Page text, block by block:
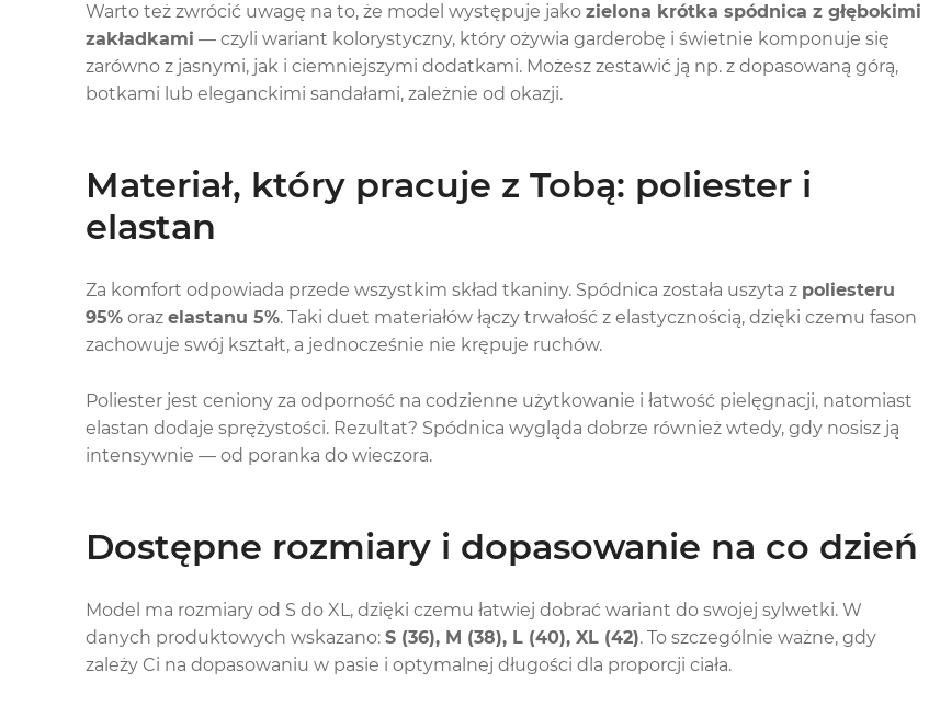
Warto też zwrócić uwagę na to, że model występuje jako zielona krótka spódnica z głębokimi
zakładkami — czyli wariant kolorystyczny, który ożywia garderobę i świetnie komponuje się
zarówno z jasnymi, jak i ciemniejszymi dodatkami. Możesz zestawić ją np. z dopasowaną górą,
botkami lub eleganckimi sandałami, zależnie od okazji.
Materiał, który pracuje z Tobą: poliester i
elastan
Za komfort odpowiada przede wszystkim skład tkaniny. Spódnica została uszyta z poliesteru
95% oraz elastanu 5%. Taki duet materiałów łączy trwałość z elastycznością, dzięki czemu fason
zachowuje swój kształt, a jednocześnie nie krępuje ruchów.
Poliester jest ceniony za odporność na codzienne użytkowanie i łatwość pielęgnacji, natomiast
elastan dodaje sprężystości. Rezultat? Spódnica wygląda dobrze również wtedy, gdy nosisz ją
intensywnie — od poranka do wieczora.
Dostępne rozmiary i dopasowanie na co dzień
Model ma rozmiary od S do XL, dzięki czemu łatwiej dobrać wariant do swojej sylwetki. W
danych produktowych wskazano: S (36), M (38), L (40), XL (42). To szczególnie ważne, gdy
zależy Ci na dopasowaniu w pasie i optymalnej długości dla proporcji ciała.